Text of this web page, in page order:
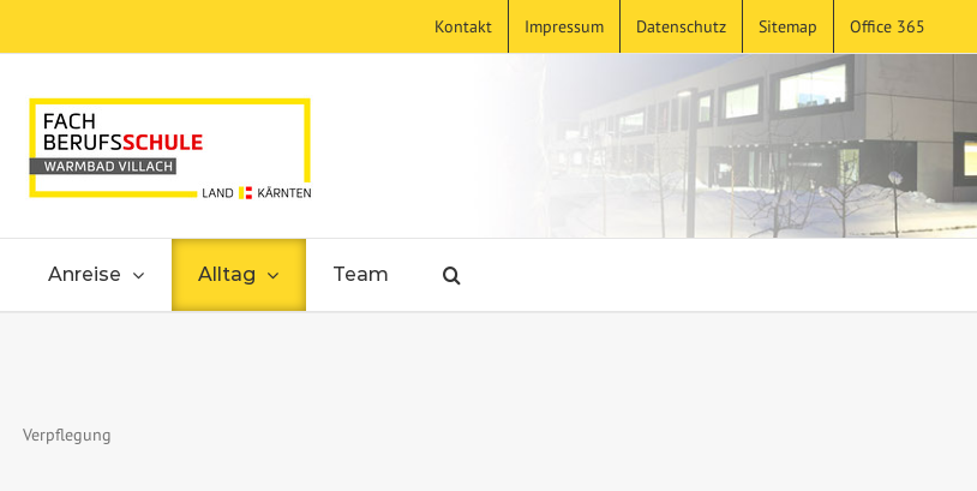
Kontakt Impressum Datenschutz Sitemap Office 365
Anreise Alltag Team
Verpflegung